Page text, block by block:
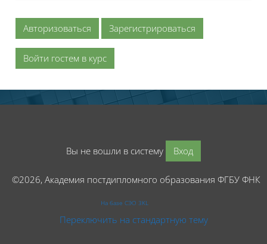
Авторизоваться Зарегистрироваться
Войти гостем в курс
Вы не вошли в систему Вход
©2026, Академия постдипломного образования ФГБУ
На базе СЭО 3KL
Переключить на стандартную тему